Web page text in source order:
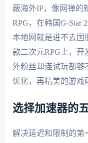
蔽海外IP，像网禅的
RPG，在韩国G-Star
本地网就是进不去国
款二次元RPG上，开
外粉丝却连试玩都够
优化，再精美的游戏
选择加速器的
解决延迟和限制的第